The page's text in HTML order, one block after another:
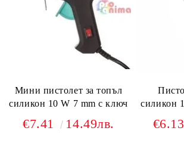
Мини пистолет за топъл
силикон 10 W 7 mm с ключ
€7.41 14.49лв.
силикон
€6.13